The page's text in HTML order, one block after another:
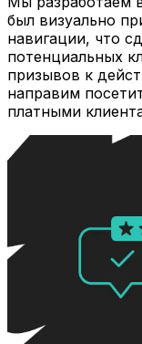
был визуально
навигации, что
потенциальных
призывов к
направим
платными